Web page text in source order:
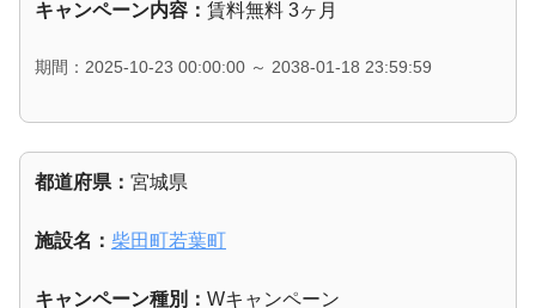
キャンペーン内容： 賃料無料 3ヶ月
期間：2025-10-23 00:00:00 ～ 2038-01-18 23:59:59
都道府県： 宮城県
施設名： 柴田町若葉町
キャンペーン種別： Wキャンペーン